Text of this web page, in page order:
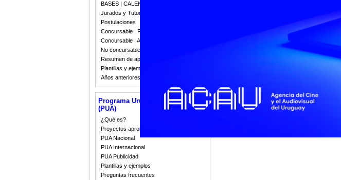
BASES | CALENDARIO 2023
Jurados y Tutorias
Postulaciones
Concursable | Fallos 2023
Concursable | Actas y Resoluciones
No concursable | Actas y Resoluciones
Resumen de apoyos 2008-2022
Plantillas y ejemplos
Años anteriores
Programa Uruguay Audiovisual
(PUA)
¿Qué es?
Proyectos aprobados
PUA Nacional
PUA Internacional
PUA Publicidad
Plantillas y ejemplos
Preguntas frecuentes
Este ciclo aborda la condición humana
invita a una reflexión sobre nuestro
películas que conforman este ciclo
"Afterwork" de Ecuador, "Radioman"
Acceso libre a todo el ciclo en